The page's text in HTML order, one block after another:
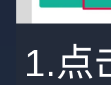
1.点